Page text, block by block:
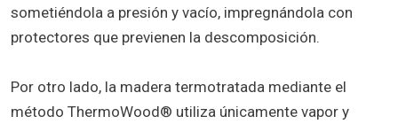
sometiéndola a presión y vacío, impregnándola con
protectores que previenen la descomposición.
Por otro lado, la madera termotratada mediante el
método ThermoWood® utiliza únicamente vapor y